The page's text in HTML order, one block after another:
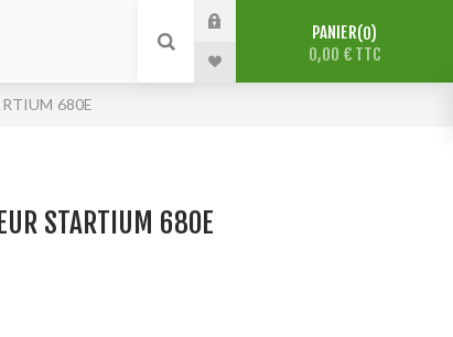
PANIER 0
0,00 € TTC
680E
STARTIUM 680E